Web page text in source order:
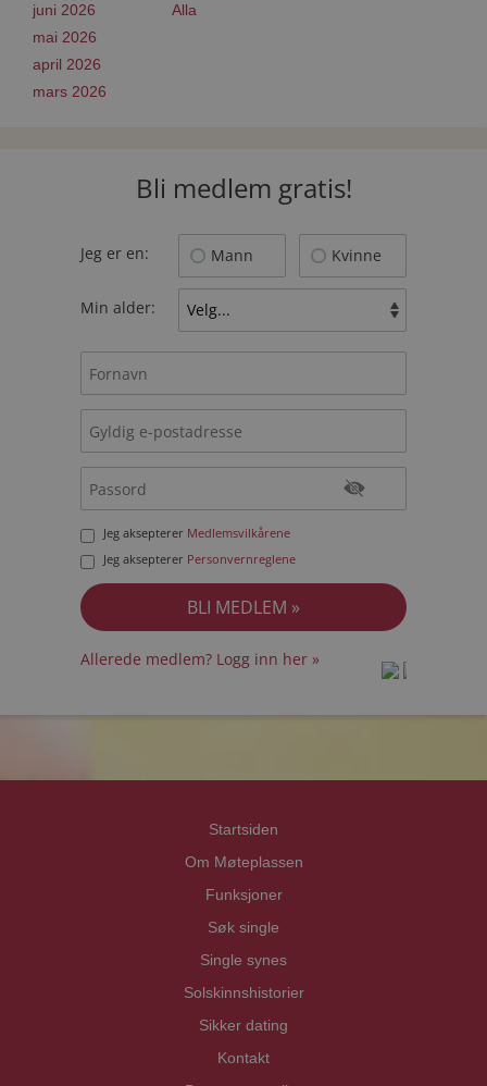
juni 2026
mai 2026
april 2026
mars 2026
Alla
Bli medlem gratis!
Jeg er en: Mann Kvinne
Min alder:
Jeg aksepterer Medlemsvilkårene
Jeg aksepterer Personvernreglene
Allerede medlem? Logg inn her »
Startsiden
Om Møteplassen
Funksjoner
Søk single
Single synes
Solskinnshistorier
Sikker dating
Kontakt